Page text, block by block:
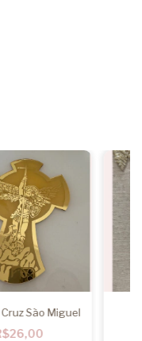
São Miguel